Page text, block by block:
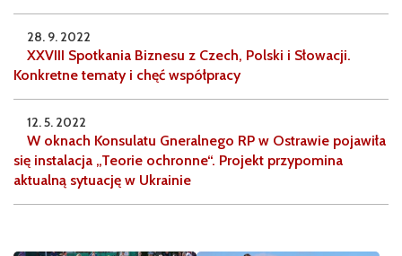
28. 9. 2022
XXVIII Spotkania Biznesu z Czech, Polski i Słowacji.
Konkretne tematy i chęć współpracy
12. 5. 2022
W oknach Konsulatu Gneralnego RP w Ostrawie pojawiła
się instalacja „Teorie ochronne“. Projekt przypomina
aktualną sytuację w Ukrainie